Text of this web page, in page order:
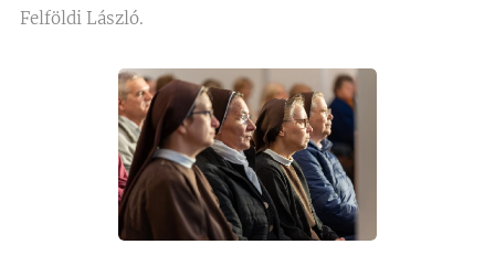
Felföldi László.